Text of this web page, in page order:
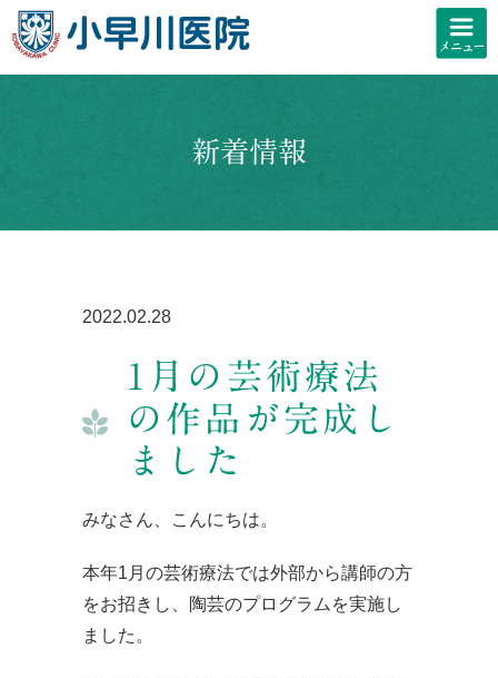
新着情報
2022.02.28
1月の芸術療法
の作品が完成し
ました
みなさん、こんにちは。
本年1月の芸術療法では外部から講師の方
をお招きし、陶芸のプログラムを実施し
ました。